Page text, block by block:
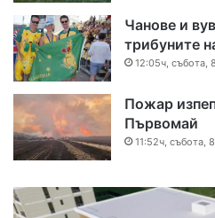
Чанове и
трибуните
12:05ч, събота,
Пожар
Първомай
11:52ч, събота,